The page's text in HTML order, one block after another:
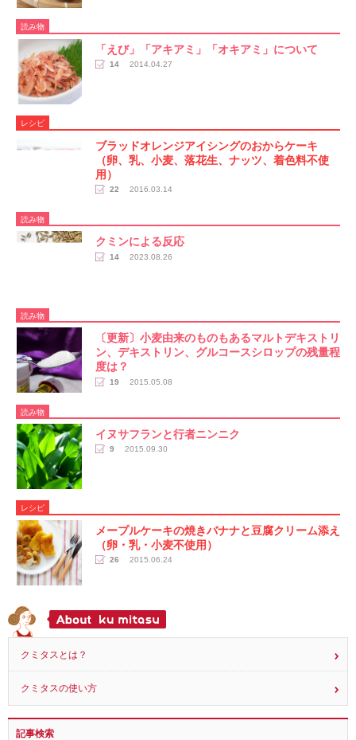
読み物
「えび」「アキアミ」「オキアミ」について
14 2014.04.27
レシピ
ブラッドオレンジアイシングのおからケーキ
（卵、乳、小麦、落花生、ナッツ、着色料不使
用）
22 2016.03.14
読み物
クミンによる反応
14 2023.08.26
読み物
〔更新〕小麦由来のものもあるマルトデキストリ
ン、デキストリン、グルコースシロップの残量程
度は？
19 2015.05.08
読み物
イヌサフランと行者ニンニク
9 2015.09.30
レシピ
メープルケーキの焼きバナナと豆腐クリーム添え
（卵・乳・小麦不使用）
26 2015.06.24
クミタスとは？
クミタスの使い方
記事検索